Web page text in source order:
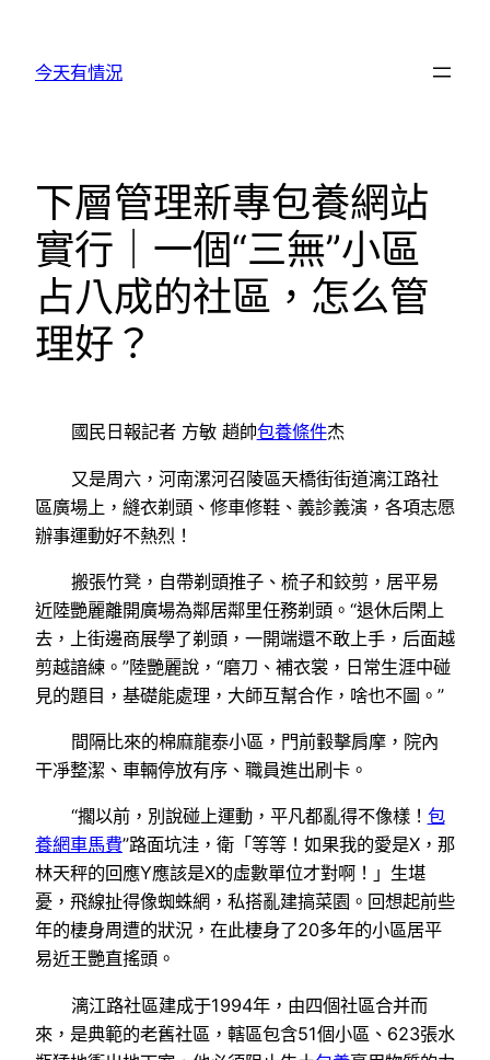
今天有情況
下層管理新專包養網站
實行｜一個“三無”小區
占八成的社區，怎么管
理好？
國民日報記者 方敏 趙帥包養條件杰
又是周六，河南漯河召陵區天橋街街道漓江路社
區廣場上，縫衣剃頭、修車修鞋、義診義演，各項志愿
辦事運動好不熱烈！
搬張竹凳，自帶剃頭推子、梳子和鉸剪，居平易
近陸艷麗離開廣場為鄰居鄰里任務剃頭。“退休后閑上
去，上街邊商展學了剃頭，一開端還不敢上手，后面越
剪越諳練。”陸艷麗說，“磨刀、補衣裳，日常生涯中碰
見的題目，基礎能處理，大師互幫合作，啥也不圖。”
間隔比來的棉麻龍泰小區，門前轂擊肩摩，院內
干凈整潔、車輛停放有序、職員進出刷卡。
“擱以前，別說碰上運動，平凡都亂得不像樣！ 包
養網車馬費”路面坑洼，衛「等等！如果我的愛是X，那
林天秤的回應Y應該是X的虛數單位才對啊！」生堪
憂，飛線扯得像蜘蛛網，私搭亂建搞菜園。回想起前些
年的棲身周遭的狀況，在此棲身了20多年的小區居平
易近王艷直搖頭。
漓江路社區建成于1994年，由四個社區合并而
來，是典範的老舊社區，轄區包含51個小區、623張水